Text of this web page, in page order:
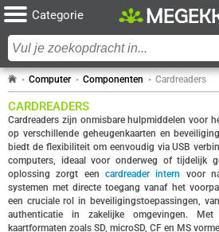
Categorie
Computer Componenten Cardreaders
CARDREADERS
Cardreaders zijn onmisbare hulpmiddelen voor
op verschillende geheugenkaarten en
biedt de flexibiliteit om eenvoudig via USB
computers, ideaal voor onderweg of tijdelijk
oplossing zorgt een cardreader intern voor
systemen met directe toegang vanaf het
een cruciale rol in beveiligingstoepassingen,
authenticatie in zakelijke omgevingen.
kaartformaten zoals SD, microSD, CF en MS